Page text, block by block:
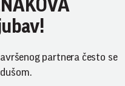
partnera često se